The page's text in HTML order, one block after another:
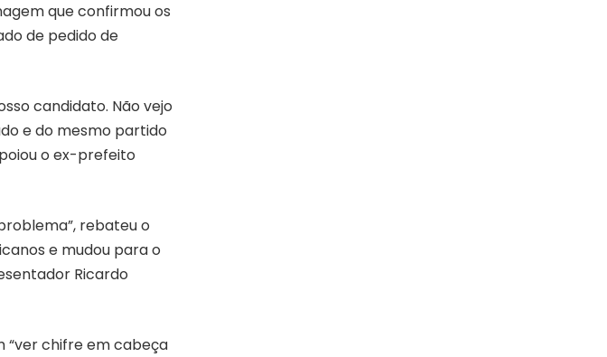
que confirmou os
de pedido de
candidato. Não vejo
e do mesmo partido
o ex-prefeito
rebateu o
e mudou para o
Ricardo
“ver chifre em cabeça